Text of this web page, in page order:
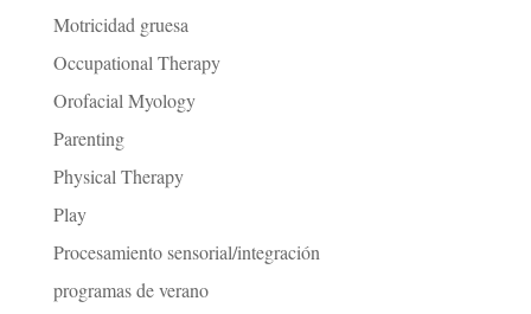
Motricidad gruesa
Occupational Therapy
Orofacial Myology
Parenting
Physical Therapy
Play
Procesamiento sensorial/integración
programas de verano